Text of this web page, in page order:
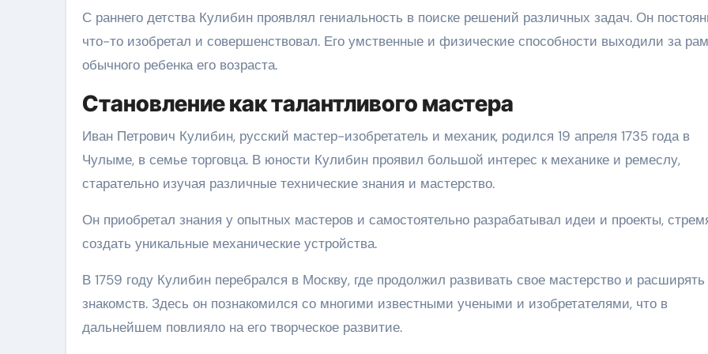
С раннего детства Кулибин проявлял гениальность в поиске решений различных задач. Он
что-то изобретал и совершенствовал. Его умственные и физические способности выходили за
обычного ребенка его возраста.
Становление как талантливого мастера
Иван Петрович Кулибин, русский мастер-изобретатель и механик, родился 19 апреля 1735 года в
Чулыме, в семье торговца. В юности Кулибин проявил большой интерес к механике и ремеслу,
старательно изучая различные технические знания и мастерство.
Он приобретал знания у опытных мастеров и самостоятельно разрабатывал идеи и проекты,
создать уникальные механические устройства.
В 1759 году Кулибин перебрался в Москву, где продолжил развивать свое мастерство и расширять
знакомств. Здесь он познакомился со многими известными учеными и изобретателями, что в
дальнейшем повлияло на его творческое развитие.